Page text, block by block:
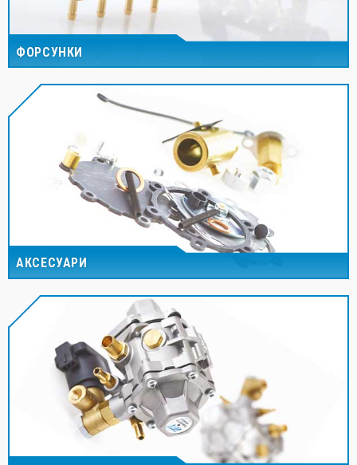
ФОРСУНКИ
АКСЕСУАРИ